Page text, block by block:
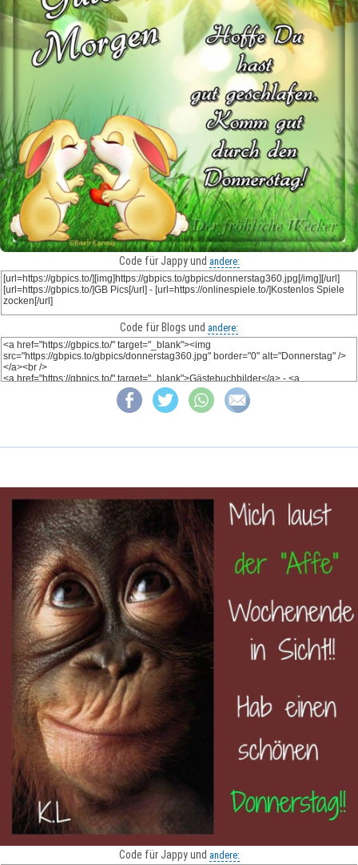
Code für Jappy und andere:
Code für Blogs und andere:
Code für Jappy und andere: